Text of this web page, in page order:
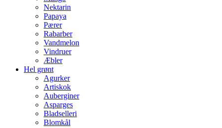
Nektarin
Papaya
Pærer
Rabarber
Vandmelon
Vindruer
Æbler
Hel grønt
Agurker
Artiskok
Auberginer
Asparges
Bladselleri
Blomkål